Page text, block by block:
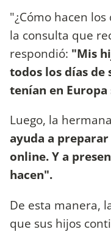
"¿Cómo hacen
la consulta que
respondió: "Mis
todos los días de
tenían en
Luego, la
ayuda a
online. Y a
hacen".
De esta manera,
que sus hijos